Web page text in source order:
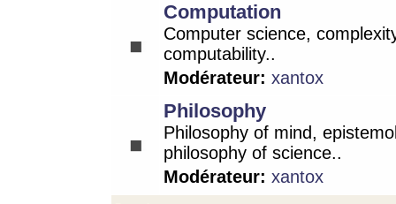
Computation
Computer science,
computability..
Modérateur: xantox
Philosophy
Philosophy of mind,
philosophy of science..
Modérateur: xantox